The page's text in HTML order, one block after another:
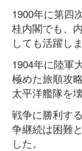
1900年に第四
桂内閣でも、
しても活躍し
1904年に陸軍
極めた旅順攻
太平洋艦隊を
戦争に勝利す
争継続は困難
した。